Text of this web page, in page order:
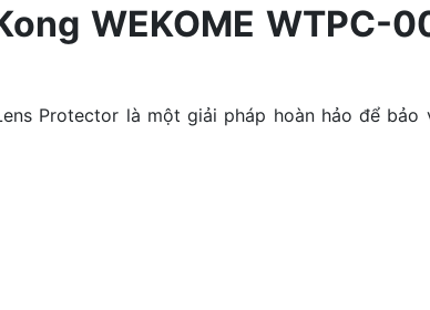
WEKOME WTPC-
Protector là một giải pháp hoàn hảo để